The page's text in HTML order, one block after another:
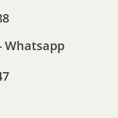
Whatsapp